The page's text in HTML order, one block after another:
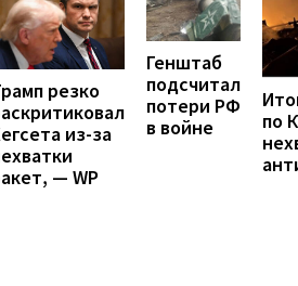
резко
из-за
— WP
Генштаб
подсчитал
потери РФ
в войне
по